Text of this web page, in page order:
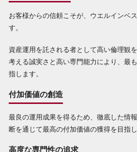
お客様からの信頼こそが、ウエルインベ
す。
資産運用を託される者として高い倫理観
考える誠実さと高い専門能力により、最
指します。
付加価値の創造
最良の運用成果を得るため、徹底した情
断を通じて最高の付加価値の獲得を目指し
高度な専門性の追求